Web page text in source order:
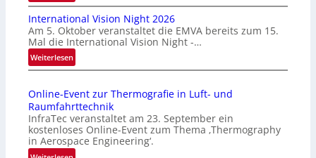
H
o
m
e
p
a
e
‚
H
y
p
International Vision Night 2026
Am 5. Oktober veranstaltet die EMVA bereits zum 15.
Mal die International Vision Night -…
Weiterlesen:
I
t
e
r
n
a
Online-Event zur Thermografie in Luft- und
Raumfahrttechnik
InfraTec veranstaltet am 23. September ein
kostenloses Online-Event zum Thema ‚Thermography
in Aerospace Engineering‘.